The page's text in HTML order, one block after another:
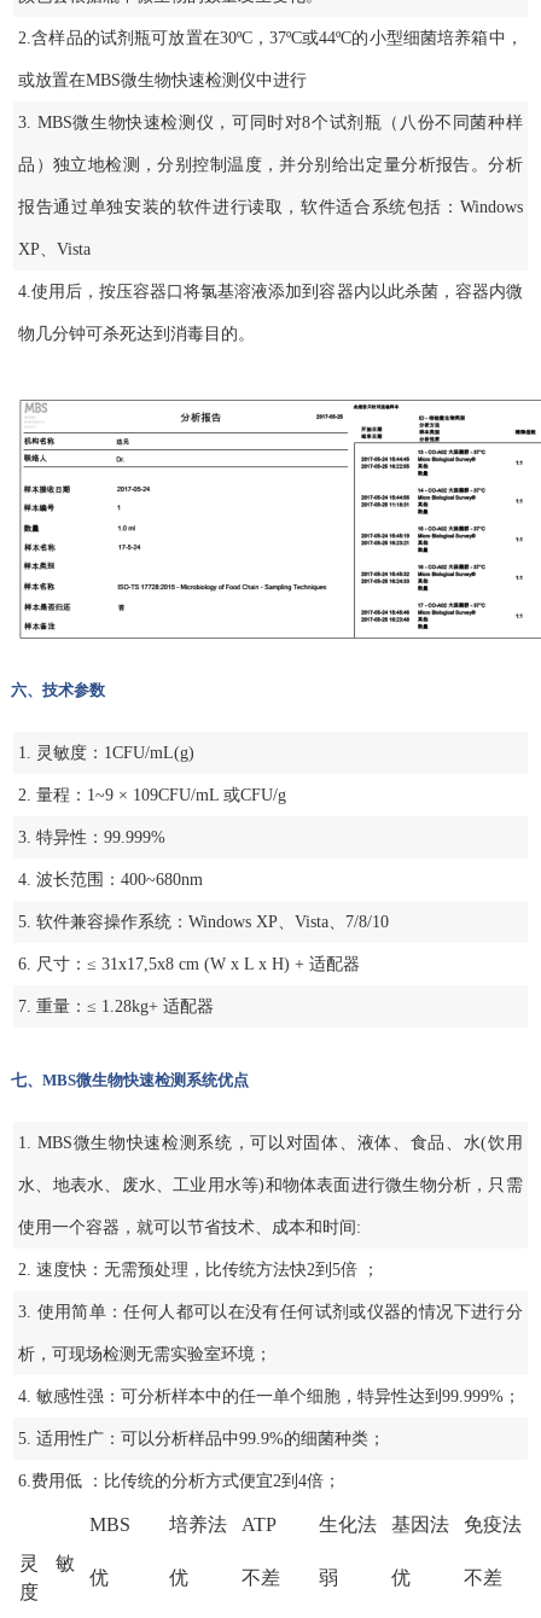
2.含样品的试剂瓶可放置在30ºC，37ºC或44ºC的小型细菌培养箱中，
或放置在MBS微生物快速检测仪中进行
3. MBS微生物快速检测仪，可同时对8个试剂瓶（八份不同菌种样
品）独立地检测，分别控制温度，并分别给出定量分析报告。分析
报告通过单独安装的软件进行读取，软件适合系统包括：Windows
XP、Vista
4.使用后，按压容器口将氯基溶液添加到容器内以此杀菌，容器内微
物几分钟可杀死达到消毒目的。
六、技术参数
1. 灵敏度：1CFU/mL(g)
2. 量程：1~9 × 109CFU/mL 或CFU/g
3. 特异性：99.999%
4. 波长范围：400~680nm
5. 软件兼容操作系统：Windows XP、Vista、7/8/10
6. 尺寸：≤ 31x17,5x8 cm (W x L x H) + 适配器
7. 重量：≤ 1.28kg+ 适配器
七、MBS微生物快速检测系统优点
1. MBS微生物快速检测系统，可以对固体、液体、食品、水(饮用
水、地表水、废水、工业用水等)和物体表面进行微生物分析，只需
使用一个容器，就可以节省技术、成本和时间:
2. 速度快：无需预处理，比传统方法快2到5倍 ；
3. 使用简单：任何人都可以在没有任何试剂或仪器的情况下进行分
析，可现场检测无需实验室环境；
4. 敏感性强：可分析样本中的任一单个细胞，特异性达到99.999%；
5. 适用性广：可以分析样品中99.9%的细菌种类；
6.费用低 ：比传统的分析方式便宜2到4倍；
MBS 培养法 ATP 生化法 基因法
免疫法
灵敏
度
优 优 不差 弱 优 不差